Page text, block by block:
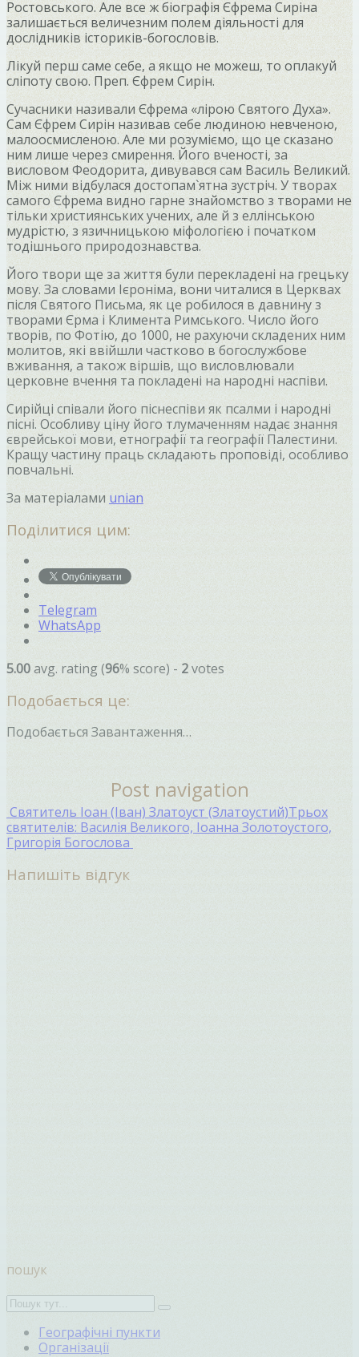
Ростовського. Але все ж біографія Єфрема Сиріна
залишається величезним полем діяльності для
дослідників істориків-богословів.
Лікуй перш саме себе, а якщо не можеш, то оплакуй
сліпоту свою. Преп. Єфрем Сирін.
Сучасники називали Єфрема «лірою Святого Духа».
Сам Єфрем Сирін називав себе людиною невченою,
малоосмисленою. Але ми розуміємо, що це сказано
ним лише через смирення. Його вченості, за
висловом Феодорита, дивувався сам Василь Великий.
Між ними відбулася достопам`ятна зустріч. У творах
самого Єфрема видно гарне знайомство з творами не
тільки християнських учених, але й з еллінською
мудрістю, з язичницькою міфологією і початком
тодішнього природознавства.
Його твори ще за життя були перекладені на грецьку
мову. За словами Ієроніма, вони читалися в Церквах
після Святого Письма, як це робилося в давнину з
творами Єрма і Климента Римського. Число його
творів, по Фотію, до 1000, не рахуючи складених ним
молитов, які ввійшли частково в богослужбове
вживання, а також віршів, що висловлювали
церковне вчення та покладені на народні наспіви.
Сирійці співали його піснеспіви як псалми і народні
пісні. Особливу ціну його тлумаченням надає знання
єврейської мови, етнографії та географії Палестини.
Кращу частину праць складають проповіді, особливо
повчальні.
За матеріалами unian
Поділитися цим:
Telegram
WhatsApp
5.00avg. rating (96% score) - 2votes
Подобається це:
Подобається Завантаження…
Post navigation
Святитель Іоан (Іван) Златоуст (Златоустий)Трьох
святителів: Василія Великого, Іоанна Золотоустого,
Григорія Богослова
Напишіть відгук
пошук
Географічні пункти
Організації